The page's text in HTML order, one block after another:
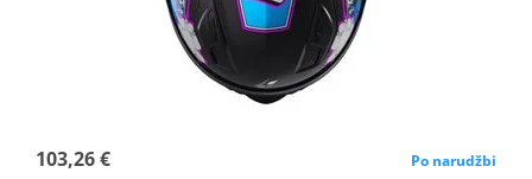
103,26 € Po narudžbi